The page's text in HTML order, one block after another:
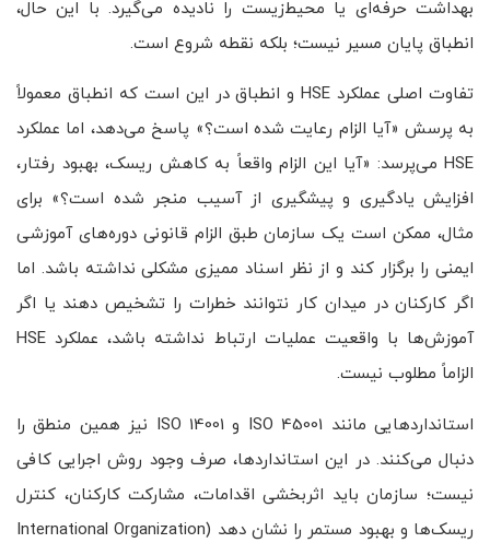
بهداشت حرفه‌ای یا محیط‌زیست را نادیده می‌گیرد. با این حال،
انطباق پایان مسیر نیست؛ بلکه نقطه شروع است.
تفاوت اصلی عملکرد HSE و انطباق در این است که انطباق معمولاً
به پرسش «آیا الزام رعایت شده است؟» پاسخ می‌دهد، اما عملکرد
HSE می‌پرسد: «آیا این الزام واقعاً به کاهش ریسک، بهبود رفتار،
افزایش یادگیری و پیشگیری از آسیب منجر شده است؟» برای
مثال، ممکن است یک سازمان طبق الزام قانونی دوره‌های آموزشی
ایمنی را برگزار کند و از نظر اسناد ممیزی مشکلی نداشته باشد. اما
اگر کارکنان در میدان کار نتوانند خطرات را تشخیص دهند یا اگر
آموزش‌ها با واقعیت عملیات ارتباط نداشته باشد، عملکرد HSE
الزاماً مطلوب نیست.
استانداردهایی مانند ISO 45001 و ISO 14001 نیز همین منطق را
دنبال می‌کنند. در این استانداردها، صرف وجود روش اجرایی کافی
نیست؛ سازمان باید اثربخشی اقدامات، مشارکت کارکنان، کنترل
ریسک‌ها و بهبود مستمر را نشان دهد (International Organization